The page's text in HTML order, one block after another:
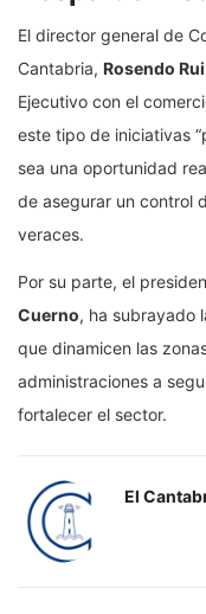
El director general de
Cantabria, Rosendo
Ejecutivo con el
este tipo de iniciativas
sea una oportunidad
de asegurar un control
veraces.
Por su parte, el
Cuerno, ha subrayado
que dinamicen las
administraciones a
fortalecer el sector.
El